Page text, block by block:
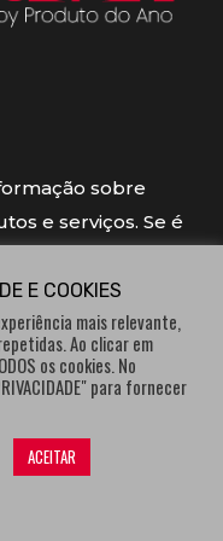
sobre
e serviços. Se é
“Produto do
por
E COOKIES
mais relevante,
Ao clicar em
os cookies. No
para fornecer
ACEITAR